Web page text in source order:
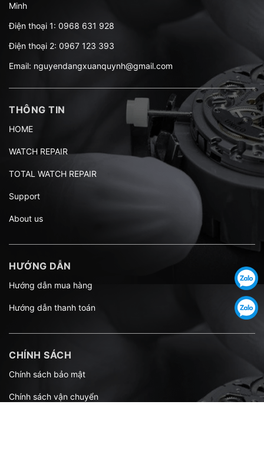
Minh
Điện thoại 1: 0968 631 928
Điện thoại 2: 0967 123 393
Email: nguyendangxuanquynh@gmail.com
THÔNG TIN
HOME
WATCH REPAIR
TOTAL WATCH REPAIR
Support
About us
HƯỚNG DẪN
Hướng dẫn mua hàng
Hướng dẫn thanh toán
CHÍNH SÁCH
Chính sách bảo mật
Chính sách vận chuyển